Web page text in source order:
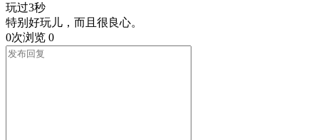
玩过3秒
特别好玩儿，而且很良心。
0次浏览 0